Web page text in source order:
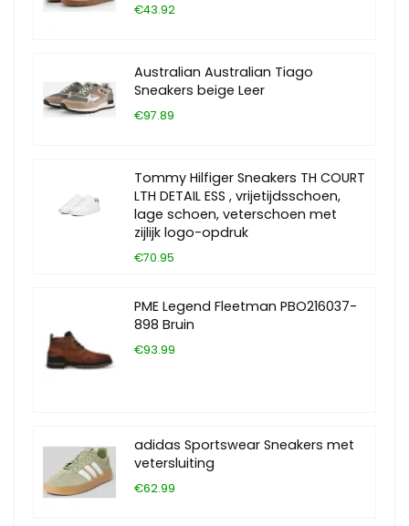
€43.92
Australian Australian Tiago
Sneakers beige Leer
€97.89
Tommy Hilfiger Sneakers TH COURT
LTH DETAIL ESS , vrijetijdsschoen,
lage schoen, veterschoen met
zijlijk logo-opdruk
€70.95
PME Legend Fleetman PBO216037-
898 Bruin
€93.99
adidas Sportswear Sneakers met
vetersluiting
€62.99